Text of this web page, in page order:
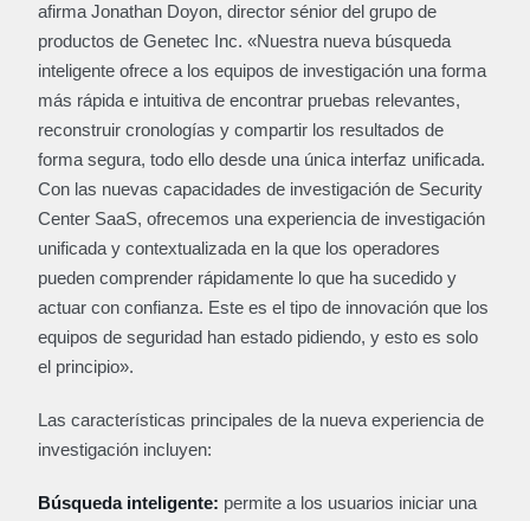
afirma Jonathan Doyon, director sénior del grupo de
productos de Genetec Inc. «Nuestra nueva búsqueda
inteligente ofrece a los equipos de investigación una forma
más rápida e intuitiva de encontrar pruebas relevantes,
reconstruir cronologías y compartir los resultados de
forma segura, todo ello desde una única interfaz unificada.
Con las nuevas capacidades de investigación de Security
Center SaaS, ofrecemos una experiencia de investigación
unificada y contextualizada en la que los operadores
pueden comprender rápidamente lo que ha sucedido y
actuar con confianza. Este es el tipo de innovación que los
equipos de seguridad han estado pidiendo, y esto es solo
el principio».
Las características principales de la nueva experiencia de
investigación incluyen:
Búsqueda inteligente: permite a los usuarios iniciar una